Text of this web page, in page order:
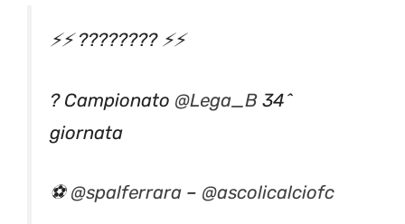
⚡️⚡️ ???????? ⚡️⚡️
? Campionato @Lega_B 34^
giornata
⚽️ @spalferrara – @ascolicalciofc